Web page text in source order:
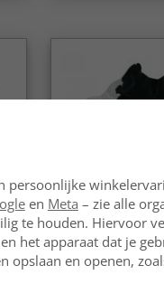
persoonlijke
en Meta – zie alle
te houden. Hiervoor
het apparaat dat je
en openen,